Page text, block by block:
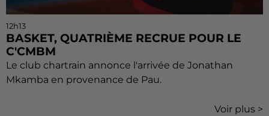
12h13
BASKET, QUATRIÈME RECRUE POUR LE
C'CMBM
Le club chartrain annonce l'arrivée de Jonathan
Mkamba en provenance de Pau.
Voir plus >